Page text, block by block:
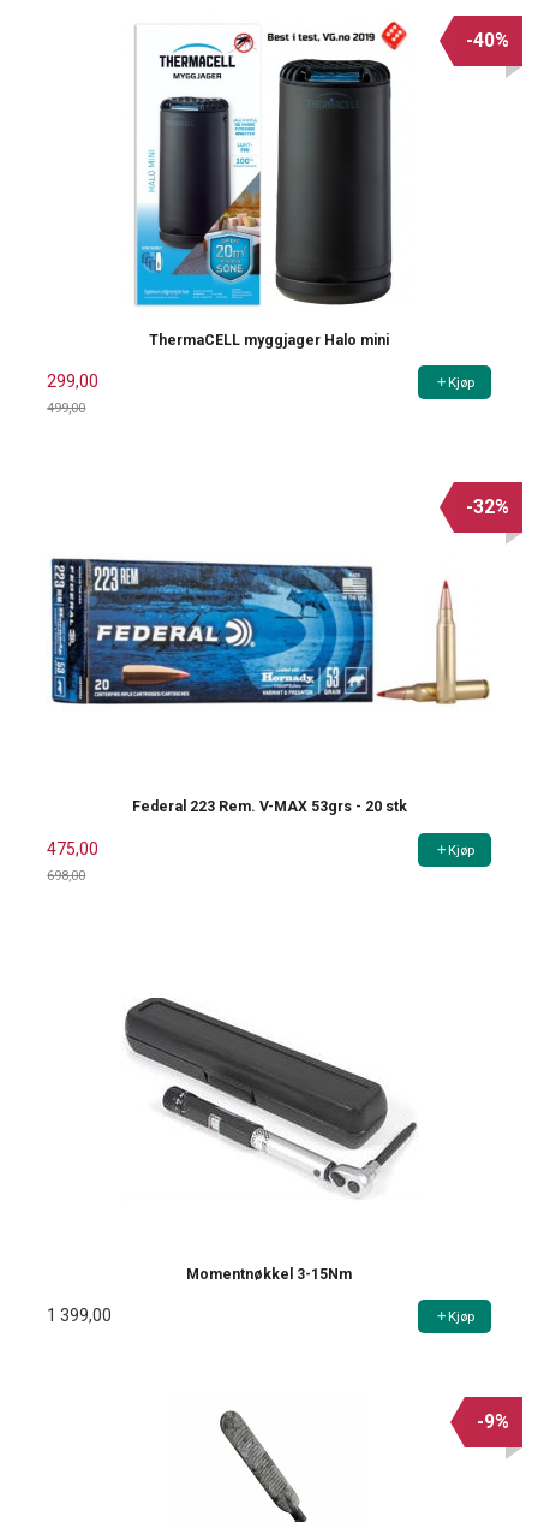
ThermaCELL myggjager Halo mini
299,00
499,00
-40%
Kjøp
Federal 223 Rem. V-MAX 53grs - 20 stk
475,00
698,00
-32%
Kjøp
Momentnøkkel 3-15Nm
1 399,00 Kjøp
-9%